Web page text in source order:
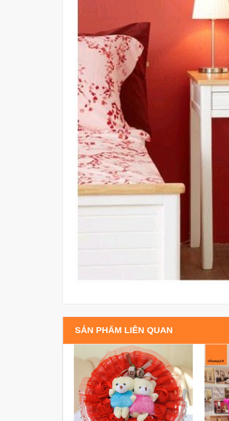
SẢN PHẨM LIÊN QUAN